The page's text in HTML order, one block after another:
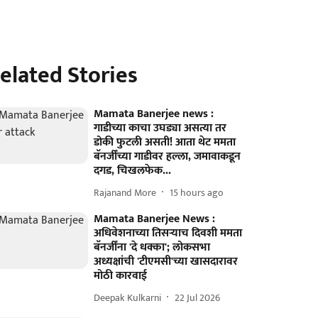
Stories
Mamata Banerjee news :
गाडीच्या काचा उघड्या असत्या तर
डोकी फुटली असती! आता थेट ममता
बॅनर्जींच्या गाडीवर हल्ला, जमावाकडून
दगड, चिखलफेक...
Rajanand More 15 hours ago
Mamata Banerjee News :
अधिवेशनाच्या तिसऱ्याच दिवशी ममता
बॅनर्जींना 'दे धक्का'; लोकसभा
अध्यक्षांची 'टीएमसी'च्या खासदारावर
मोठी कारवाई
Deepak Kulkarni 22 Jul 2026